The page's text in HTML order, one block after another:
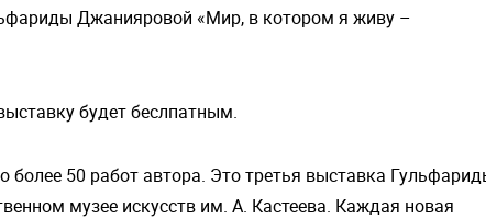
Джанияровой «Мир, в котором я живу –
будет беслпатным.
более 50 работ автора. Это третья выставка
музее искусств им. А. Кастеева. Каждая новая